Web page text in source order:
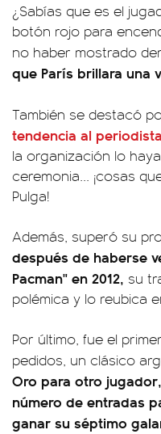
¿Sabías que es el
botón rojo para
no haber mostrado
que París brillara una
También se destacó
tendencia al
la organización lo
ceremonia... ¡cosas
Pulga!
Además, superó su
después de haberse
Pacman" en 2012, su
polémica y lo reubica
Por último, fue el
pedidos, un clásico
Oro para otro
número de entradas
ganar su séptimo